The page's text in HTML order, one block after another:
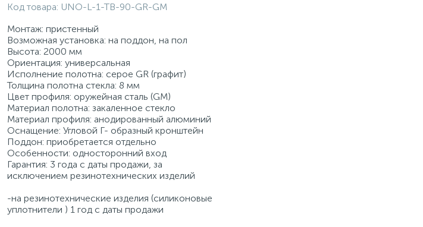
Код товара: UNO-L-1-TB-90-GR-GM
Монтаж: пристенный
Возможная установка: на поддон, на пол
Высота: 2000 мм
Ориентация: универсальная
Исполнение полотна: серое GR (графит)
Толщина полотна стекла: 8 мм
Цвет профиля: оружейная сталь (GM)
Материал полотна: закаленное стекло
Материал профиля: анодированный алюминий
Оснащение: Угловой Г- образный кронштейн
Поддон: приобретается отдельно
Особенности: односторонний вход
Гарантия: 3 года с даты продажи, за
исключением резинотехнических изделий
-на резинотехнические изделия (силиконовые
уплотнители ) 1 год с даты продажи